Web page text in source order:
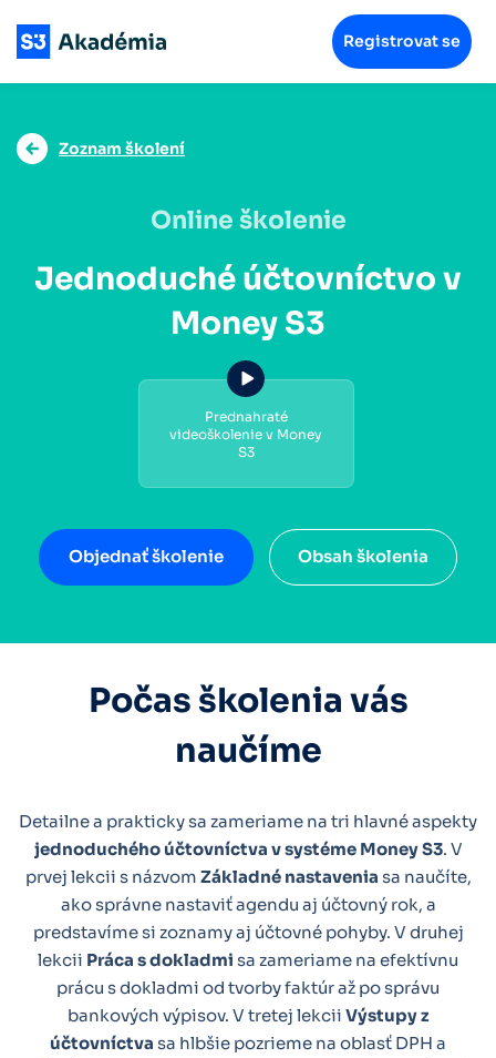
Registrovat se
Zoznam školení
Online školenie
Jednoduché účtovníctvo v
Money S3
Prednahraté
videoškolenie v Money
S3
Objednať školenie Obsah školenia
Počas školenia vás
naučíme
Detailne a prakticky sa zameriame na tri hlavné aspekty
jednoduchého účtovníctva v systéme Money S3. V
prvej lekcii s názvom Základné nastavenia sa naučíte,
ako správne nastaviť agendu aj účtovný rok, a
predstavíme si zoznamy aj účtovné pohyby. V druhej
lekcii Práca s dokladmi sa zameriame na efektívnu
prácu s dokladmi od tvorby faktúr až po správu
bankových výpisov. V tretej lekcii Výstupy z
účtovníctva sa hlbšie pozrieme na oblasť DPH a